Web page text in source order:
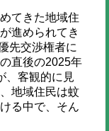
てきた地域住
進められてき
先交渉権者に
直後の2025年
、客観的に見
地域住民は蚊
る中で、そん